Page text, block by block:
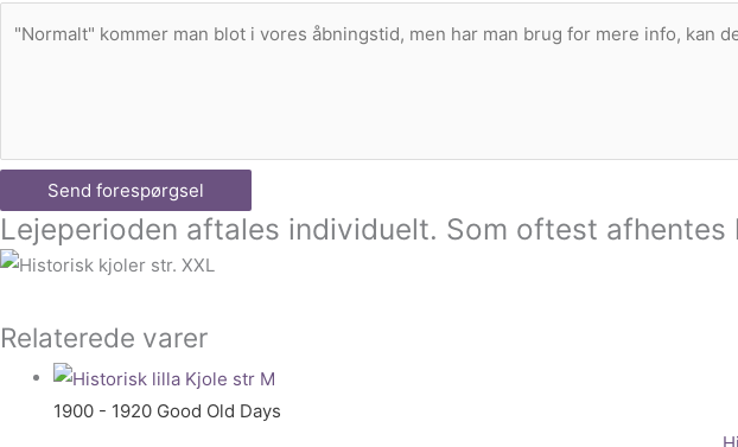
Send forespørgsel
Lejeperioden aftales individuelt. Som oftest
Relaterede varer
1900 - 1920 Good Old Days